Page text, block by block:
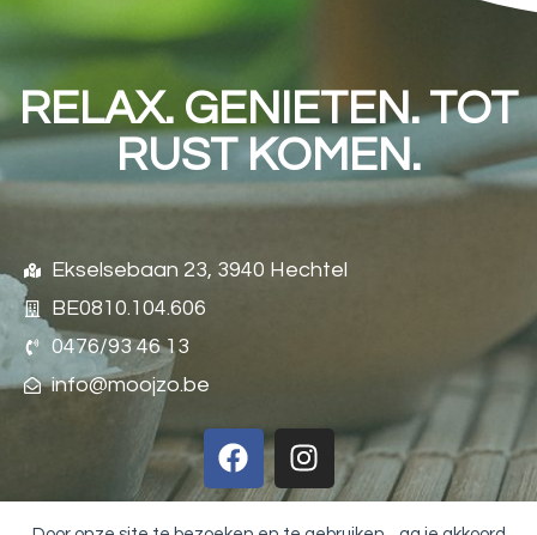
RELAX. GENIETEN. TOT
RUST KOMEN.
Ekselsebaan 23, 3940 Hechtel
BE0810.104.606
0476/93 46 13
info@moojzo.be